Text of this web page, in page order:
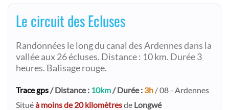
Le circuit des Ecluses
Randonnées le long du canal des Ardennes dans la
vallée aux 26 écluses. Distance : 10 km. Durée 3
heures. Balisage rouge.
Trace gps/ Distance : 10km/ Durée : 3h / 08 - Ardennes
Situéà moins de 20 kilomètresde Longwé